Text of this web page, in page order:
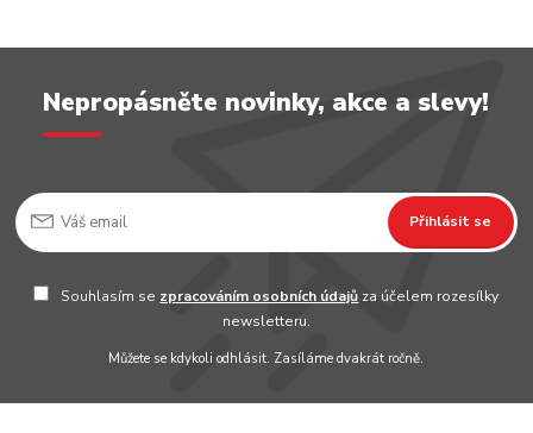
Nepropásněte novinky, akce a slevy!
Přihlásit se
Souhlasím se zpracováním osobních údajů za účelem rozesílky
newsletteru.
Můžete se kdykoli odhlásit. Zasíláme dvakrát ročně.